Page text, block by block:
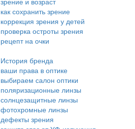
как сохранить зрение
коррекция зрения у детей
проверка остроты зрения
рецепт на очки
История бренда
ваши права в оптике
выбираем салон оптики
поляризационные линзы
солнцезащитные линзы
фотохромные линзы
дефекты зрения